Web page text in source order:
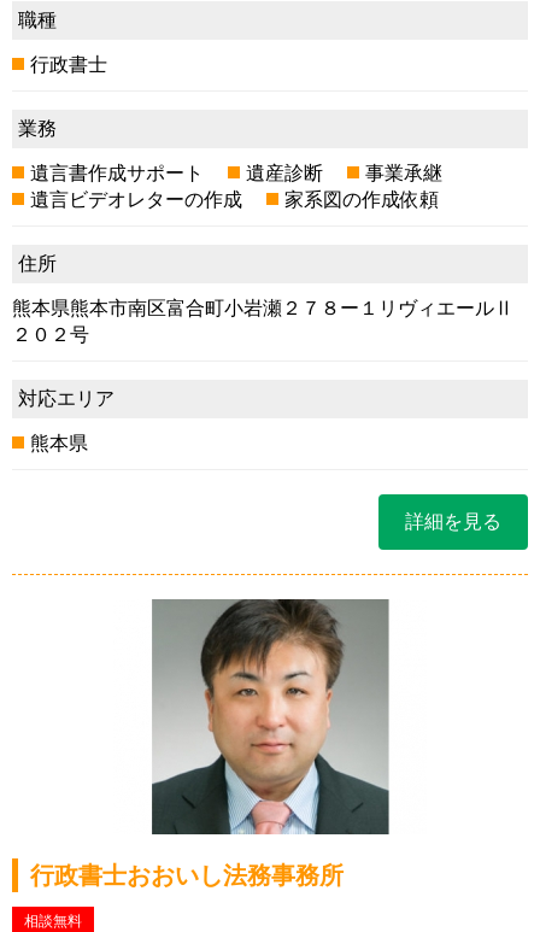
職種
行政書士
業務
遺言書作成サポート 遺産診断
事業承継
遺言ビデオレターの作成
家系図の作成依頼
住所
熊本県熊本市南区富合町小岩瀬２７８ー１リヴィエールⅡ
２０２号
対応エリア
熊本県
詳細を見る
行政書士おおいし法務事務所
相談無料